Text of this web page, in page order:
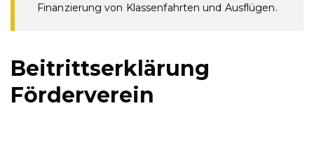
Finanzierung von Klassenfahrten und Ausflügen.
Beitrittserklärung
Förderverein